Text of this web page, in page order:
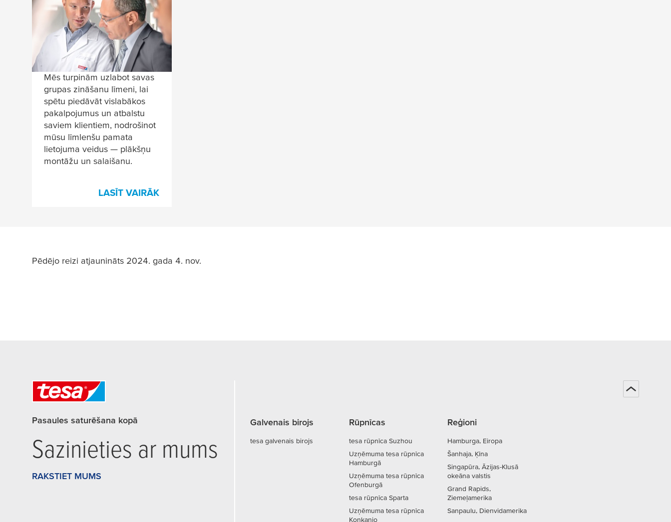
Visaugstākie kvalitātes
standarti gan
izstrādājumiem, gan
cilvēkiem
Mēs turpinām uzlabot savas
grupas zināšanu līmeni, lai
spētu piedāvāt vislabākos
pakalpojumus un atbalstu
saviem klientiem, nodrošinot
mūsu līmlenšu pamata
lietojuma veidus — plākšņu
montāžu un salaišanu.
LASĪT VAIRĀK
Pēdējo reizi atjaunināts 2024. gada 4. nov.
Pasaules saturēšana kopā
Sazinieties ar mums
RAKSTIET MUMS
Galvenais birojs
tesa galvenais birojs
Rūpnīcas
tesa rūpnīca Suzhou
Uzņēmuma tesa rūpnīca
Hamburgā
Uzņēmuma tesa rūpnīca
Ofenburgā
tesa rūpnīca Sparta
Uzņēmuma tesa rūpnīca
Konkanjo
Reģioni
Hamburga, Eiropa
Šanhaja, Ķīna
Singapūra, Āzijas-Klusā
okeāna valstis
Grand Rapids,
Ziemeļamerika
Sanpaulu, Dienvidamerika